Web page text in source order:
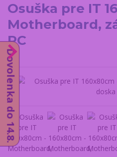
Osuška pre IT
Motherboard,
PC
Dovolenka do 14.8.